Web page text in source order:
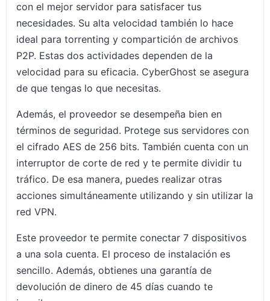
con el mejor servidor para satisfacer tus
necesidades. Su alta velocidad también lo hace
ideal para torrenting y compartición de archivos
P2P. Estas dos actividades dependen de la
velocidad para su eficacia. CyberGhost se asegura
de que tengas lo que necesitas.
Además, el proveedor se desempeña bien en
términos de seguridad. Protege sus servidores con
el cifrado AES de 256 bits. También cuenta con un
interruptor de corte de red y te permite dividir tu
tráfico. De esa manera, puedes realizar otras
acciones simultáneamente utilizando y sin utilizar la
red VPN.
Este proveedor te permite conectar 7 dispositivos
a una sola cuenta. El proceso de instalación es
sencillo. Además, obtienes una garantía de
devolución de dinero de 45 días cuando te